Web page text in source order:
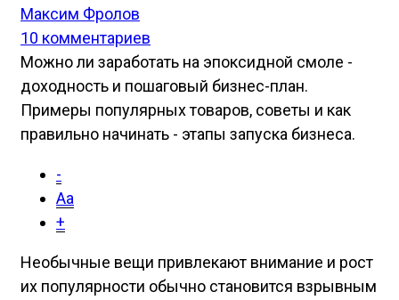
Максим Фролов
10 комментариев
Можно ли заработать на эпоксидной смоле -
доходность и пошаговый бизнес-план.
Примеры популярных товаров, советы и как
правильно начинать - этапы запуска бизнеса.
-
Aa
+
Необычные вещи привлекают внимание и рост
их популярности обычно становится взрывным